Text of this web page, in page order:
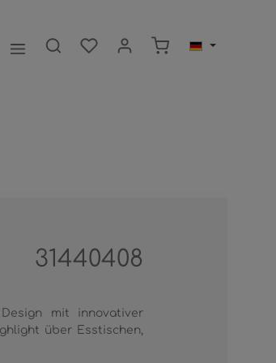
31440408
mit innovativer
über Esstischen,